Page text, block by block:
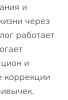
и
через
работает
и
коррекции